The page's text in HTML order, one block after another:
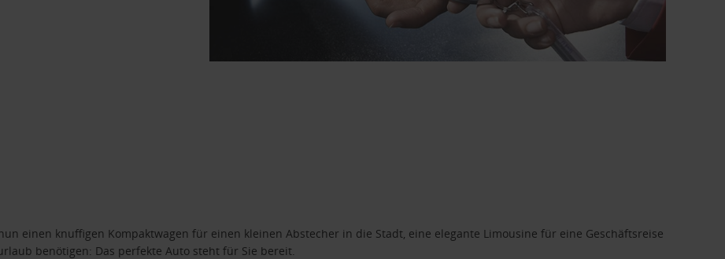
einen knuffigen Kompaktwagen für einen kleinen Abstecher in die Stadt, eine elegante Limousine für eine Geschäftsreise
benötigen: Das perfekte Auto steht für Sie bereit.